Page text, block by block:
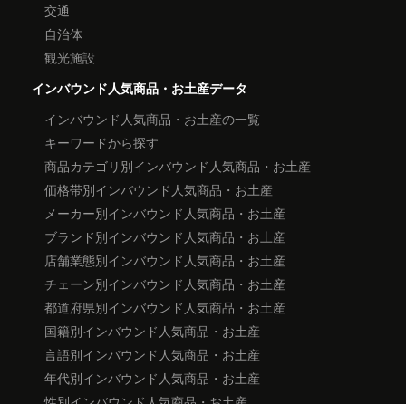
交通
自治体
観光施設
インバウンド人気商品・お土産データ
インバウンド人気商品・お土産の一覧
キーワードから探す
商品カテゴリ別インバウンド人気商品・お土産
価格帯別インバウンド人気商品・お土産
メーカー別インバウンド人気商品・お土産
ブランド別インバウンド人気商品・お土産
店舗業態別インバウンド人気商品・お土産
チェーン別インバウンド人気商品・お土産
都道府県別インバウンド人気商品・お土産
国籍別インバウンド人気商品・お土産
言語別インバウンド人気商品・お土産
年代別インバウンド人気商品・お土産